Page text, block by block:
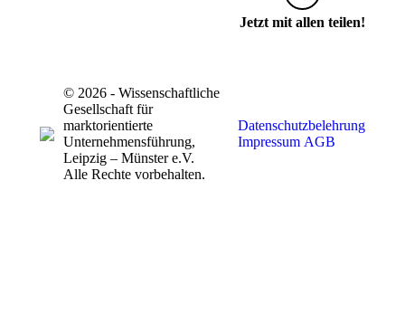
Jetzt mit allen teilen!
© 2026 - Wissenschaftliche
Gesellschaft für
marktorientierte
Unternehmensführung,
Leipzig – Münster e.V.
Alle Rechte vorbehalten.
Datenschutzbelehrung
Impressum AGB